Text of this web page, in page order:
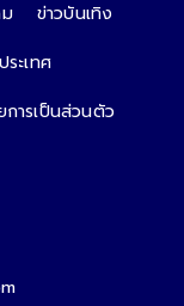
ข่าวบันเทิง
ระเทศ
การเป็นส่วนตัว